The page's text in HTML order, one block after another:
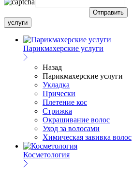
услуги
Парикмахерские услуги
Назад
Парикмахерские услуги
Укладка
Прически
Плетение кос
Стрижка
Окрашивание волос
Уход за волосами
Химическая завивка волос
Косметология